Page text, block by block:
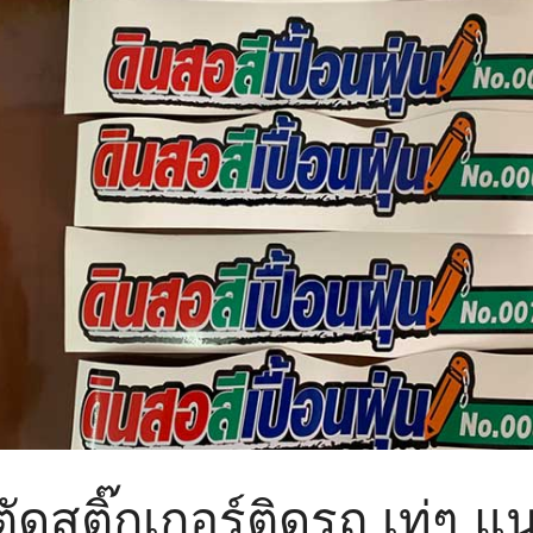
ดสติ๊กเกอร์ติดรถ เท่ๆ แ